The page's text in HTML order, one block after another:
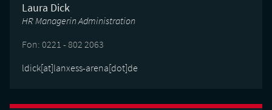
Laura Dick
HR Managerin Administration
Fon: 0221 - 802 2063
ldick[at]lanxess-arena[dot]de